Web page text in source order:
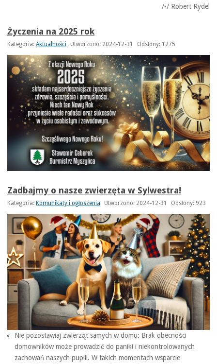
/-/ Robert Rydel
Życzenia na 2025 rok
Kategoria: Aktualności Utworzono: 2024-12-31 Odsłony: 1275
Zadbajmy o nasze zwierzęta w Sylwestra!
Kategoria: Komunikaty i ogłoszenia Utworzono: 2024-12-31 Odsłony: 923
Nie pozostawiaj zwierząt samych w domu: Brak obecności
domowników może prowadzić do paniki i niekontrolowanych
zachowań naszych pupili. W takich momentach wsparcie